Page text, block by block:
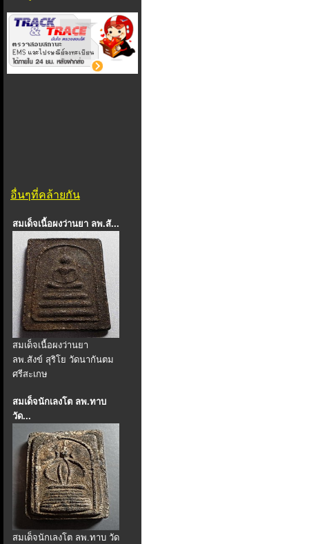
อื่นๆที่คล้ายกัน
สมเด็จเนื้อผงว่านยา ลพ.สั...
สมเด็จเนื้อผงว่านยา
ลพ.สังข์ สุริโย วัดนากันตม
ศรีสะเกษ
สมเด็จนักเลงโต ลพ.ทาบ
วัด...
สมเด็จนักเลงโต ลพ.ทาบ วัด